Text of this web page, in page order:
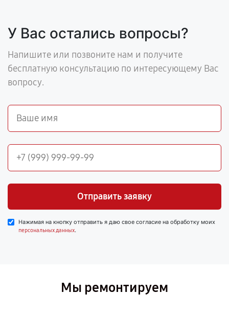
У Вас остались вопросы?
Напишите или позвоните нам и получите
бесплатную консультацию по интересующему Вас
вопросу.
Отправить заявку
Нажимая на кнопку отправить я даю свое согласие на обработку моих
персональных данных.
Мы ремонтируем